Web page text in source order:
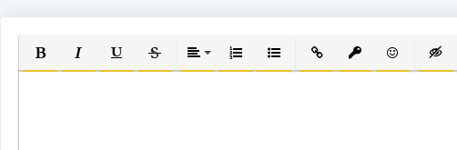
ПОЛУЖИРНЫЙ
КУРСИВПОДЧЕРКНУТЫЙ
ЗАЧЕРКНУТЫЙВЫРАВНИВАНИЕ
НУМЕРОВАННЫЙ СПИСОК
МАРКИРОВАННЫЙ СПИСОК
ВСТАВИТЬ ССЫЛКУ
ВСТАВИТЬВСТАВИТЬ